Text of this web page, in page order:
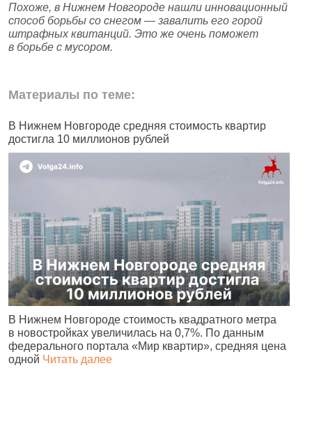
Похоже, в Нижнем Новгороде нашли инновационный
способ борьбы со снегом — завалить его горой
штрафных квитанций. Это же очень поможет
в борьбе с мусором.
Материалы по теме:
В Нижнем Новгороде средняя стоимость квартир
достигла 10 миллионов рублей
В Нижнем Новгороде стоимость квадратного метра
в новостройках увеличилась на 0,7%. По данным
федерального портала «Мир квартир», средняя цена
одной Читать далее